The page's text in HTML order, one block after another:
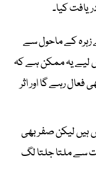
کیا۔
زہرہ کے ماحول سے
لیے یہ ممکن ہے کہ
رہے گا اور اثر
ہیں لیکن صفر بھی
سے ملتا جلتا لگ